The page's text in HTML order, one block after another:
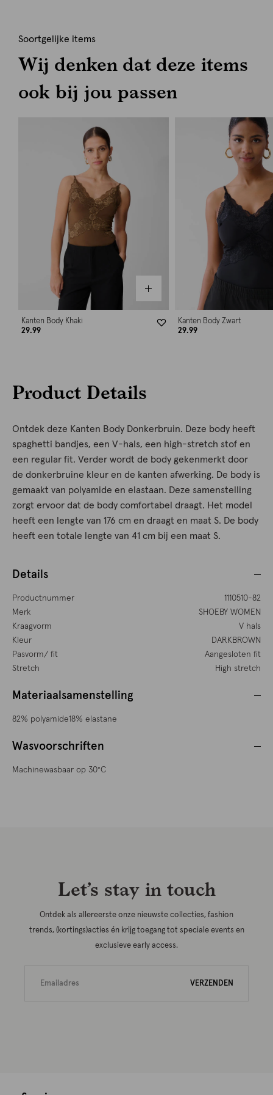
Soortgelijke items
Wij denken dat deze items
ook bij jou passen
Kanten Body Khaki
29.99
Kanten Body Zwart
29.99
Product Details
Ontdek deze Kanten Body Donkerbruin. Deze body heeft
spaghetti bandjes, een V-hals, een high-stretch stof en
een regular fit. Verder wordt de body gekenmerkt door
de donkerbruine kleur en de kanten afwerking. De body is
gemaakt van polyamide en elastaan. Deze samenstelling
zorgt ervoor dat de body comfortabel draagt. Het model
heeft een lengte van 176 cm en draagt en maat S. De body
heeft een totale lengte van 41 cm bij een maat S.
Details
Productnummer
1110510-82
Merk
SHOEBY WOMEN
Kraagvorm
V hals
Kleur
DARKBROWN
Pasvorm/ fit
Aangesloten fit
Stretch
High stretch
Materiaalsamenstelling
82% polyamide18% elastane
Wasvoorschriften
Machinewasbaar op 30°C
Let’s stay in touch
Ontdek als allereerste onze nieuwste collecties, fashion
trends, (kortings)acties én krijg toegang tot speciale events en
exclusieve early access.
VERZENDEN